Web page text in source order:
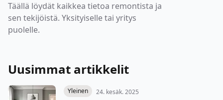
Täällä löydät kaikkea tietoa remontista ja
sen tekijöistä. Yksityiselle tai yritys
puolelle.
Uusimmat artikkelit
Yleinen 24. kesäk. 2025